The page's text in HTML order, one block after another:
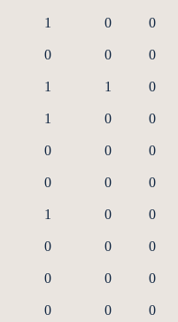
1 0 0
0 0 0
1 1 0
1 0 0
0 0 0
0 0 0
1 0 0
0 0 0
0 0 0
0 0 0